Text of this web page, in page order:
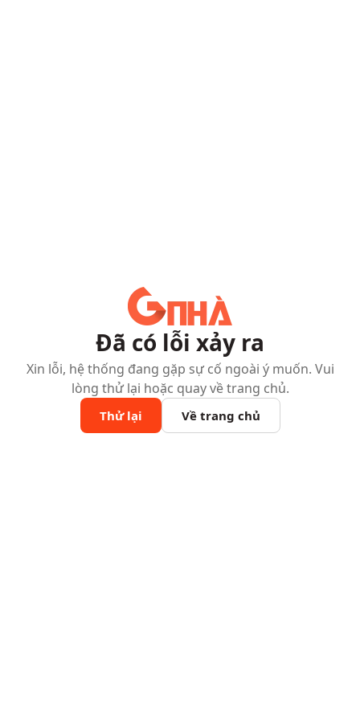
Đã có lỗi xảy ra
Xin lỗi, hệ thống đang gặp sự cố ngoài ý muốn. Vui
lòng thử lại hoặc quay về trang chủ.
Thử lại Về trang chủ